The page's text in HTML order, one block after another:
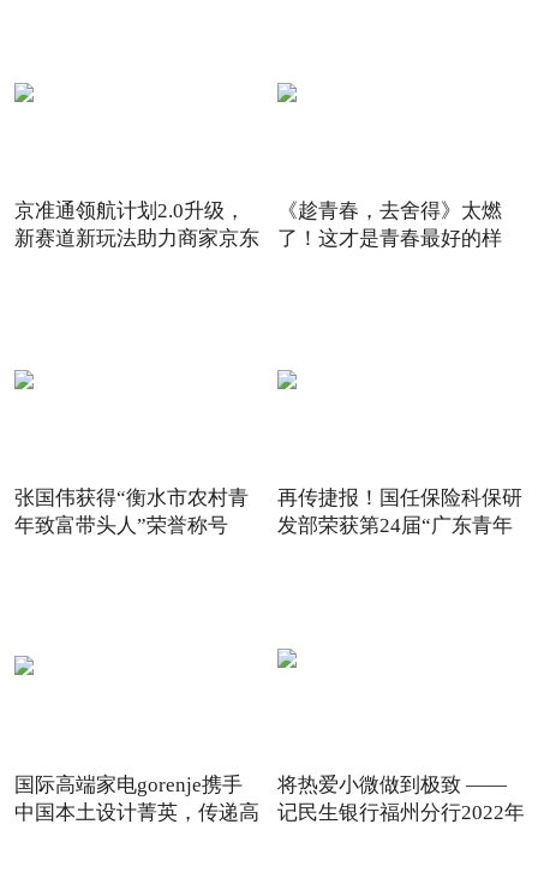
京准通领航计划2.0升级，
新赛道新玩法助力商家京东
《趁青春，去舍得》太燃
了！这才是青春最好的样
张国伟获得“衡水市农村青
年致富带头人”荣誉称号
再传捷报！国任保险科保研
发部荣获第24届“广东青年
国际高端家电gorenje携手
中国本土设计菁英，传递高
将热爱小微做到极致 ——
记民生银行福州分行2022年